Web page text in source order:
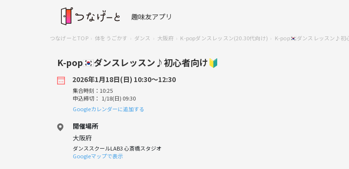
趣味友アプリ
つなげーとTOP 体をうごかす ダンス 大阪府 K-popダンスレッスン(20.30代向け) K-pop🇰🇷ダンスレッスン♪初
K-pop🇰🇷ダンスレッスン♪初心者向け🔰
2026年1月18日(日) 10:30〜12:30
集合時刻：10:25
申込締切： 1/18(日) 09:30
Googleカレンダーに追加する
開催場所
大阪府
ダンススクールLAB3 心斎橋スタジオ
Googleマップで表示